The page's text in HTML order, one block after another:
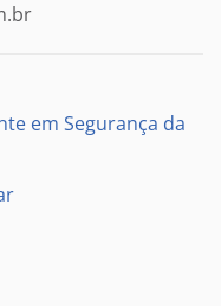
em Segurança da